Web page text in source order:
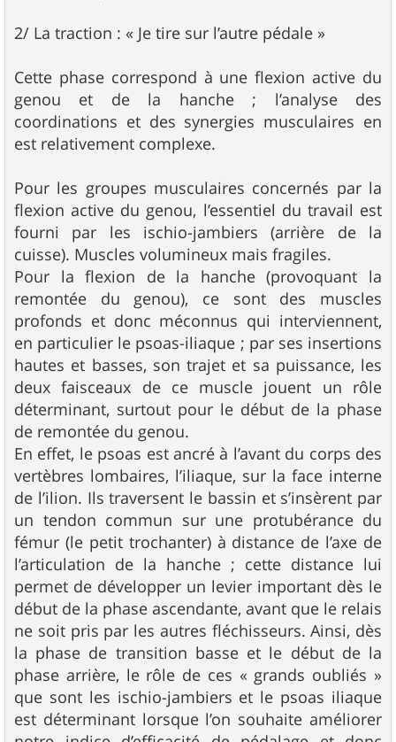
2/ La traction : « Je tire sur l’autre pédale »
Cette phase correspond à une flexion active du
genou et de la hanche ; l’analyse des
coordinations et des synergies musculaires en
est relativement complexe.
Pour les groupes musculaires concernés par la
flexion active du genou, l’essentiel du travail est
fourni par les ischio-jambiers (arrière de la
cuisse). Muscles volumineux mais fragiles.
Pour la flexion de la hanche (provoquant la
remontée du genou), ce sont des muscles
profonds et donc méconnus qui interviennent,
en particulier le psoas-iliaque ; par ses insertions
hautes et basses, son trajet et sa puissance, les
deux faisceaux de ce muscle jouent un rôle
déterminant, surtout pour le début de la phase
de remontée du genou.
En effet, le psoas est ancré à l’avant du corps des
vertèbres lombaires, l’iliaque, sur la face interne
de l’ilion. Ils traversent le bassin et s’insèrent par
un tendon commun sur une protubérance du
fémur (le petit trochanter) à distance de l’axe de
l’articulation de la hanche ; cette distance lui
permet de développer un levier important dès le
début de la phase ascendante, avant que le relais
ne soit pris par les autres fléchisseurs. Ainsi, dès
la phase de transition basse et le début de la
phase arrière, le rôle de ces « grands oubliés »
que sont les ischio-jambiers et le psoas iliaque
est déterminant lorsque l’on souhaite améliorer